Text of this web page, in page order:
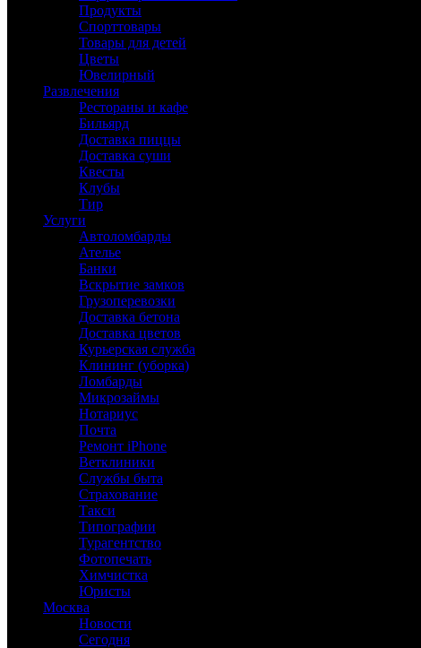
Продукты
Спорттовары
Товары для детей
Цветы
Ювелирный
Развлечения
Рестораны и кафе
Бильярд
Доставка пиццы
Доставка суши
Квесты
Клубы
Тир
Услуги
Автоломбарды
Ателье
Банки
Вскрытие замков
Грузоперевозки
Доставка бетона
Доставка цветов
Курьерская служба
Клининг (уборка)
Ломбарды
Микрозаймы
Нотариус
Почта
Ремонт iPhone
Ветклиники
Службы быта
Страхование
Такси
Типографии
Турагентство
Фотопечать
Химчистка
Юристы
Москва
Новости
Сегодня